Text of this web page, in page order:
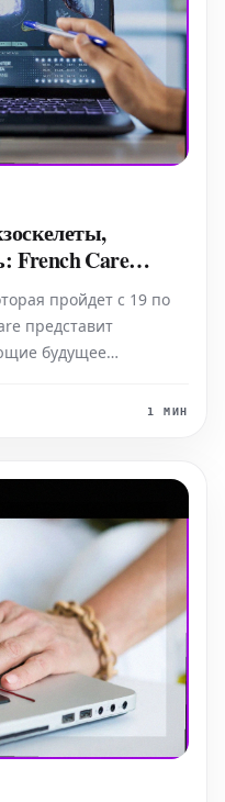
French Care
на
пройдет с 19 по
представит
будущее
поколения — эти
1 МИН